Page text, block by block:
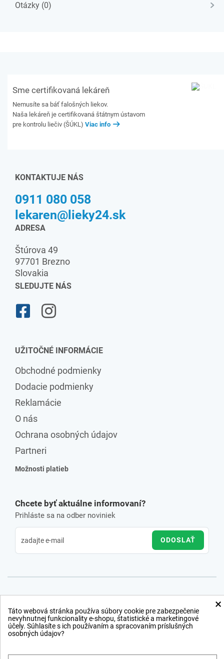
Otázky (0)
Sme certifikovaná lekáreň
Nemusíte sa báť falošných liekov.
Naša lekáreň je certifikovaná štátnym ústavom
pre kontrolu liečiv (ŠÚKL) Viac info
KONTAKTUJE NÁS
0911 080 058
lekaren@lieky24.sk
ADRESA
Štúrova 49
97701 Brezno
Slovakia
SLEDUJTE NÁS
UŽITOČNÉ INFORMÁCIE
Obchodné podmienky
Dodacie podmienky
Reklamácie
O nás
Ochrana osobných údajov
Partneri
Možnosti platieb
Chcete byť aktuálne informovaní?
Prihláste sa na odber noviniek
ODOSLAŤ
×
Táto webová stránka používa súbory cookie pre zabezpečenie
nevyhnutnej funkcionality e-shopu, štatistické a marketingové
účely. Súhlasíte s ich používaním a spracovaním príslušných
osobných údajov?